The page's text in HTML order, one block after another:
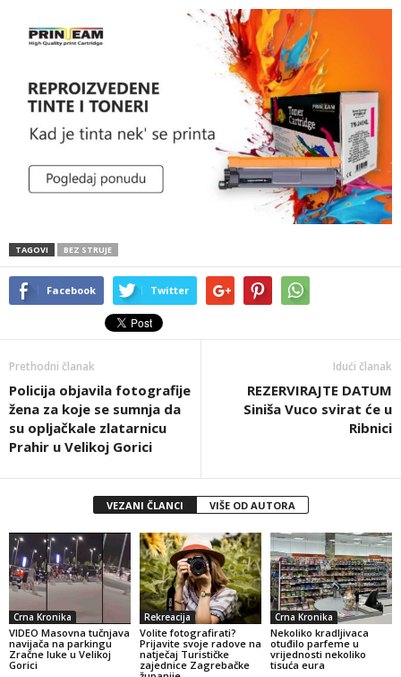
TAGOVI BEZ STRUJE
Facebook Twitter
Prethodni članak
Policija objavila fotografije
žena za koje se sumnja da
su opljačkale zlatarnicu
Prahir u Velikoj Gorici
Idući članak
REZERVIRAJTE DATUM
Siniša Vuco svirat će u
Ribnici
VEZANI ČLANCI VIŠE OD AUTORA
Crna Kronika
VIDEO Masovna tučnjava
navijača na parkingu
Zračne luke u Velikoj
Gorici
Rekreacija
Volite fotografirati?
Prijavite svoje radove na
natječaj Turističke
zajednice Zagrebačke
Crna Kronika
Nekoliko kradljivaca
otuđilo parfeme u
vrijednosti nekoliko
tisuća eura